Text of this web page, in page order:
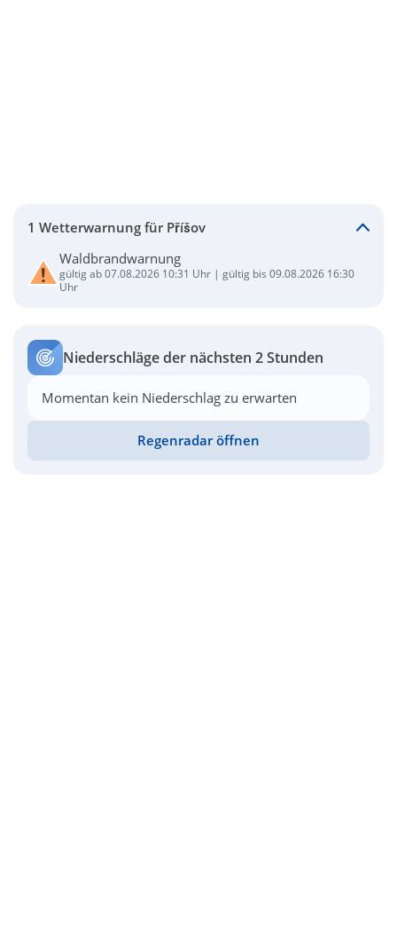
1 Wetterwarnung für Příšov
Waldbrandwarnung
gültig ab 07.08.2026 10:31 Uhr | gültig bis 09.08.2026 16:30
Uhr
Niederschläge der nächsten 2 Stunden
Momentan kein Niederschlag zu erwarten
Regenradar öffnen